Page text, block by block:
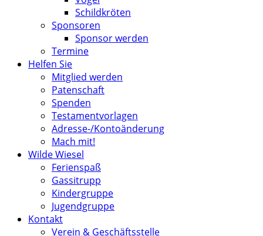
Schildkröten
Sponsoren
Sponsor werden
Termine
Helfen Sie
Mitglied werden
Patenschaft
Spenden
Testamentvorlagen
Adresse-/Kontoänderung
Mach mit!
Wilde Wiesel
Ferienspaß
Gassitrupp
Kindergruppe
Jugendgruppe
Kontakt
Verein & Geschäftsstelle